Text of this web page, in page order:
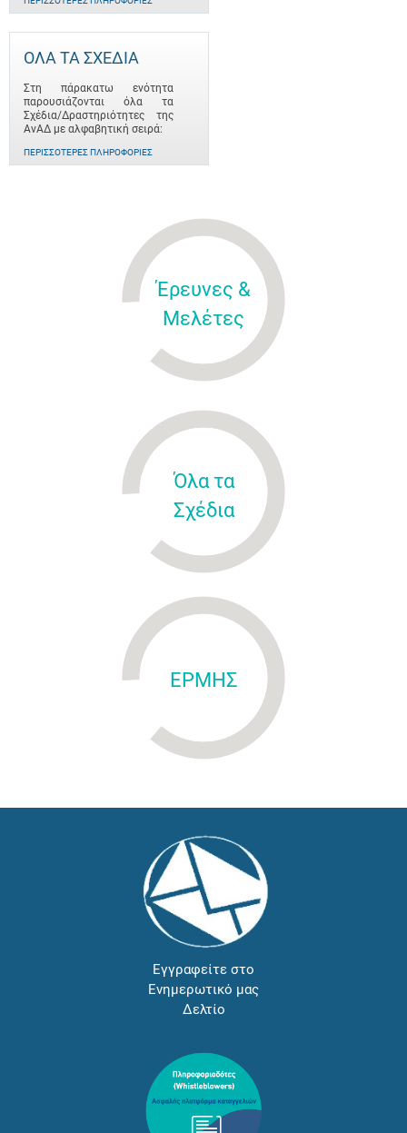
ΟΛΑ ΤΑ ΣΧΕΔΙΑ
Στη πάρακατω ενότητα
παρουσιάζονται όλα τα
Σχέδια/Δραστηριότητες της
ΑνΑΔ με αλφαβητική σειρά:
ΠΕΡΙΣΣΌΤΕΡΕΣ ΠΛΗΡΟΦΟΡΊΕΣ
Έρευνες &
Μελέτες
Όλα τα
Σχέδια
ΕΡΜΗΣ
Εγγραφείτε στο
Ενημερωτικό μας
Δελτίο